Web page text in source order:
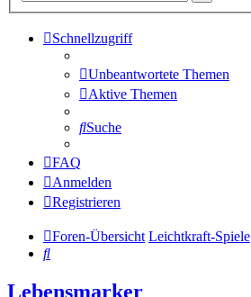
Schnellzugriff
Unbeantwortete Themen
Aktive Themen
Suche
FAQ
Anmelden
Registrieren
Foren-Übersicht Leichtkraft-Spiele
Suche
Lebensmarker